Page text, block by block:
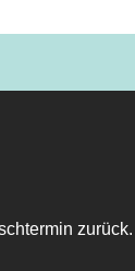
zurück.